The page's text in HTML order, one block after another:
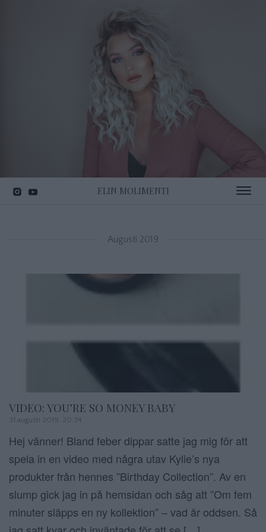
ELIN MOLIMENTI Toggle
Augusti 2019
VIDEO: YOU’RE SO MONEY BABY
31 augusti 2019, 20:34
Hej vänner! Bland feber dippar satte jag mig för att
spela in en video med några utav Kylie’s nya
produkter från hennes ”Birthday Collection”. Av en
slump gick jag in på hemsidan och såg att ”Om fem
minuter släpps en ny kollektion” – vad är oddsen. Så